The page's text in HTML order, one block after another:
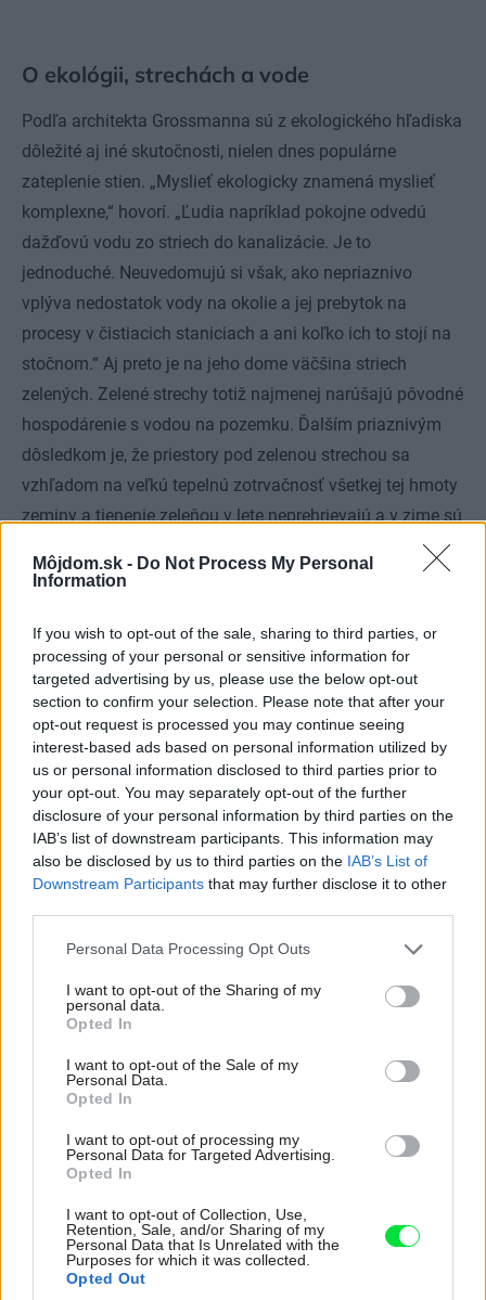
Môjdom.sk - Do Not Process My Personal
Information
If you wish to opt-out of the sale, sharing to third parties, or
processing of your personal or sensitive information for
targeted advertising by us, please use the below opt-out
section to confirm your selection. Please note that after your
opt-out request is processed you may continue seeing
interest-based ads based on personal information utilized by
us or personal information disclosed to third parties prior to
your opt-out. You may separately opt-out of the further
disclosure of your personal information by third parties on the
IAB’s list of downstream participants. This information may
also be disclosed by us to third parties on the IAB’s List of
Downstream Participants that may further disclose it to other
Please note that this website/app uses one or more Google
not limited to your visit or usage behaviour. You may click to
grant or deny consent to Google and its third-party tags to
use your data for below specified purposes in below Google
consent section.
Personal Data Processing Opt Outs
I want to opt-out of the Sharing of my
personal data.
Opted In
I want to opt-out of the Sale of my
Personal Data.
Opted In
I want to opt-out of processing my
Personal Data for Targeted Advertising.
Opted In
I want to opt-out of Collection, Use,
Retention, Sale, and/or Sharing of my
Personal Data that Is Unrelated with the
Purposes for which it was collected.
Opted Out
O ekológii, strechách a vode
Podľa architekta Grossmanna sú z ekologického hľadiska
dôležité aj iné skutočnosti, nielen dnes populárne
zateplenie stien. „Myslieť ekologicky znamená myslieť
komplexne,“ hovorí. „Ľudia napríklad pokojne odvedú
dažďovú vodu zo striech do kanalizácie. Je to
jednoduché. Neuvedomujú si však, ako nepriaznivo
vplýva nedostatok vody na okolie a jej prebytok na
procesy v čistiacich staniciach a ani koľko ich to stojí na
stočnom.“ Aj preto je na jeho dome väčšina striech
zelených. Zelené strechy totiž najmenej narúšajú pôvodné
hospodárenie s vodou na pozemku. Ďalším priaznivým
dôsledkom je, že priestory pod zelenou strechou sa
vzhľadom na veľkú tepelnú zotrvačnosť všetkej tej hmoty
zeminy a tienenie zeleňou v lete neprehrievajú a v zime sú
dostatočne tepelne izolované. Otto Grossmann hovorí, že
stavby by nemali meniť klímu miesta, na ktorom stoja,
mieste aj vsiaknuť, nie odtiecť kanálom. V jeho dome sa
o to sčasti starajú zelené strechy a sčasti studňa, ktorá sa
využíva ako zdroj vody na polievanie aj pre tepelné
čerpadlo a zároveň je dimenzovaná aj na vsakovanie
dažďovej vody. Do kanalizácie sa teda odvádzajú len
splašky. „To, čo stavbou zoberiem z pozemku, by som
mal nahradiť zelenými strechami. Aj keď sa to nedá vždy
úplne, treba sa o to snažiť v maximálnej možnej miere,“
uzatvára architekt.
odborníka už pri plánovaní stavby či rekonštrukcie.
Poradia vám, aký typ chladenia a vykurovania je pre
stavbu najvhodnejší, a dohodnú sa na optimálnom riešení
spoločnosti Thermotech, ktorá v dome zabezpečovala
progresívne stropné chladenie.
Progresíve technológie
Architekt Grossmann sa pri projektovaní svojho domu
inšpiroval minulosťou, zároveň však myslel aj na
budúcnosť. Veď dom sa stavia na niekoľko generácií. Aj